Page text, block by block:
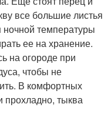
все большие листья
температуры
ее на хранение.
на огороде при
чтобы не
В комфортных
прохладно, тыква